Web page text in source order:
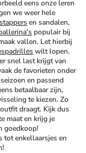
eens onze leren
we weer hele
en sandalen,
populair bij
vallen. Let hierbij
wilt lopen.
snel last krijgt van
de favorieten onder
en passend
betaalbaar zijn,
te kiezen. Zo
draagt. Kijk dus
maat en krijg je
goedkoop!
tot enkellaarsjes en